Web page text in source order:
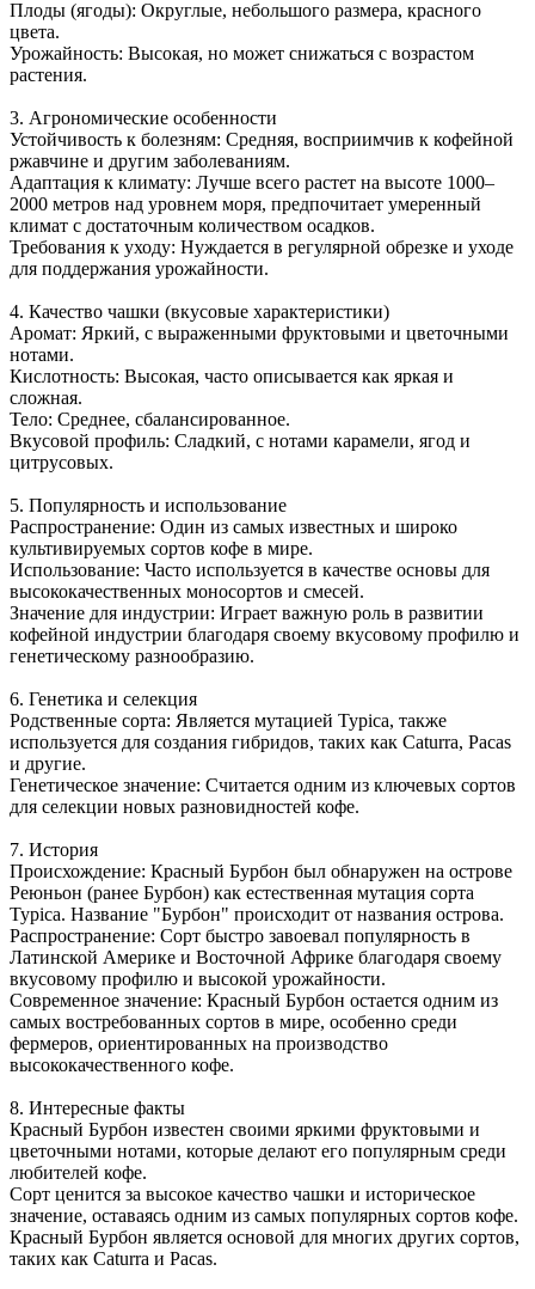
Плоды (ягоды): Округлые, небольшого размера, красного
цвета.
Урожайность: Высокая, но может снижаться с возрастом
растения.
3. Агрономические особенности
Устойчивость к болезням: Средняя, восприимчив к кофейной
ржавчине и другим заболеваниям.
Адаптация к климату: Лучше всего растет на высоте 1000–
2000 метров над уровнем моря, предпочитает умеренный
климат с достаточным количеством осадков.
Требования к уходу: Нуждается в регулярной обрезке и уходе
для поддержания урожайности.
4. Качество чашки (вкусовые характеристики)
Аромат: Яркий, с выраженными фруктовыми и цветочными
нотами.
Кислотность: Высокая, часто описывается как яркая и
сложная.
Тело: Среднее, сбалансированное.
Вкусовой профиль: Сладкий, с нотами карамели, ягод и
цитрусовых.
5. Популярность и использование
Распространение: Один из самых известных и широко
культивируемых сортов кофе в мире.
Использование: Часто используется в качестве основы для
высококачественных моносортов и смесей.
Значение для индустрии: Играет важную роль в развитии
кофейной индустрии благодаря своему вкусовому профилю и
генетическому разнообразию.
6. Генетика и селекция
Родственные сорта: Является мутацией Typica, также
используется для создания гибридов, таких как Caturra, Pacas
и другие.
Генетическое значение: Считается одним из ключевых сортов
для селекции новых разновидностей кофе.
7. История
Происхождение: Красный Бурбон был обнаружен на острове
Реюньон (ранее Бурбон) как естественная мутация сорта
Typica. Название "Бурбон" происходит от названия острова.
Распространение: Сорт быстро завоевал популярность в
Латинской Америке и Восточной Африке благодаря своему
вкусовому профилю и высокой урожайности.
Современное значение: Красный Бурбон остается одним из
самых востребованных сортов в мире, особенно среди
фермеров, ориентированных на производство
высококачественного кофе.
8. Интересные факты
Красный Бурбон известен своими яркими фруктовыми и
цветочными нотами, которые делают его популярным среди
любителей кофе.
Сорт ценится за высокое качество чашки и историческое
значение, оставаясь одним из самых популярных сортов кофе.
Красный Бурбон является основой для многих других сортов,
таких как Caturra и Pacas.